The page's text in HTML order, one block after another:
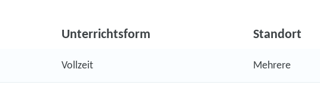
Unterrichtsform Standort
Vollzeit Mehrere